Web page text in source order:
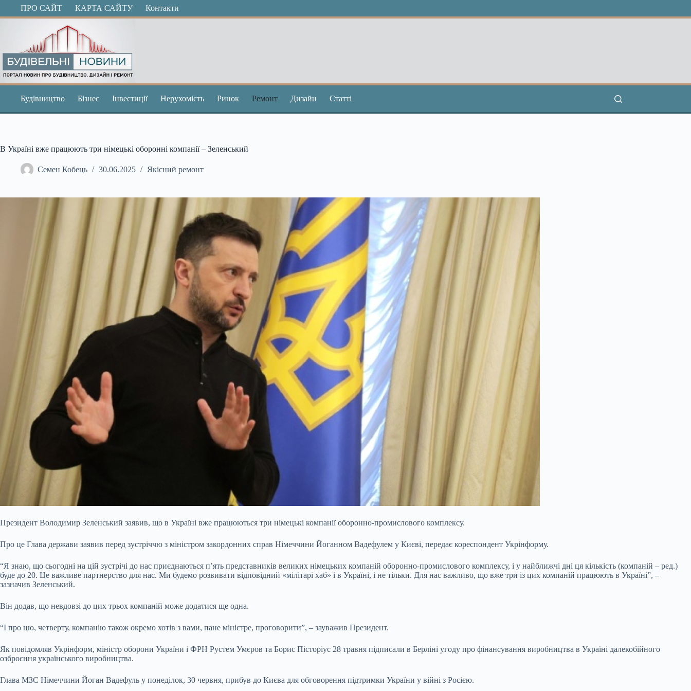
ПерейтиПРО САЙТ КАРТА САЙТУ Контакти
Будівництво Бізнес Інвестиції Нерухомість Ринок Ремонт Дизайн Статті
В Україні вже працюють три німецькі оборонні компанії – Зеленський
Семен Кобець 30.06.2025 Якісний ремонт
Президент Володимир Зеленський заявив, що в Україні вже працюються три німецькі компанії оборонно-промислового комплексу.
Про це Глава держави заявив перед зустріччю з міністром закордонних справ Німеччини Йоганном Вадефулем у Києві, передає кореспондент Укрінформу.
“Я знаю, що сьогодні на цій зустрічі до нас приєднаються п’ять представників великих німецьких компаній оборонно-промислового комплексу, і у найближчі дні ця кількість (компаній – ред.)
буде до 20. Це важливе партнерство для нас. Ми будемо розвивати відповідний «мілітарі хаб» і в Україні, і не тільки. Для нас важливо, що вже три із цих компаній працюють в Україні”, –
зазначив Зеленський.
Він додав, що невдовзі до цих трьох компаній може додатися ще одна.
“І про цю, четверту, компанію також окремо хотів з вами, пане міністре, проговорити”, – зауважив Президент.
Як повідомляв Укрінформ, міністр оборони України і ФРН Рустем Умєров та Борис Пісторіус 28 травня підписали в Берліні угоду про фінансування виробництва в Україні далекобійного
озброєння українського виробництва.
Глава МЗС Німеччини Йоган Вадефуль у понеділок, 30 червня, прибув до Києва для обговорення підтримки України у війні з Росією.